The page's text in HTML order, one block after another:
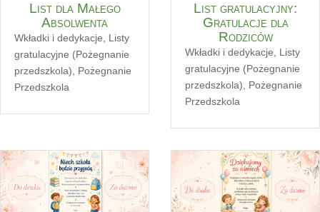
List dla Małego
Absolwenta
Wkładki i dedykacje
Listy
gratulacyjne (Pożegnanie
przedszkola)
Pożegnanie
Przedszkola
List gratulacyjny:
Gratulacje dla
Rodziców
Wkładki i dedykacje
Listy
gratulacyjne (Pożegnanie
przedszkola)
Pożegnanie
Przedszkola